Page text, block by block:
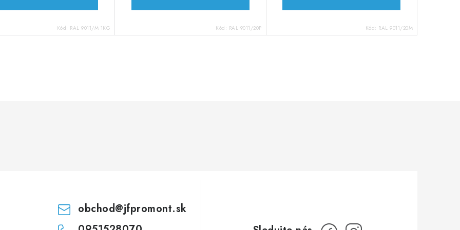
Kód: RAL 9011/M 1KG Kód: RAL 9011/20P Kód: RAL 9011/20M
obchod@jfpromont.sk